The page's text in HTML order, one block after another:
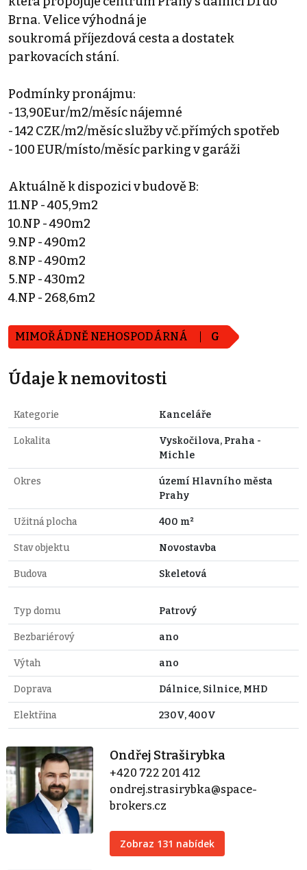
Brna. Velice výhodná je
soukromá příjezdová cesta a dostatek
parkovacích stání.
Podmínky pronájmu:
- 13,90Eur/m2/měsíc nájemné
- 142 CZK/m2/měsíc služby vč.přímých spotřeb
- 100 EUR/místo/měsíc parking v garáži
Aktuálně k dispozici v budově B:
11.NP - 405,9m2
10.NP - 490m2
9.NP - 490m2
8.NP - 490m2
5.NP - 430m2
4.NP - 268,6m2
MIMOŘÁDNĚ NEHOSPODÁRNÁ G
Údaje k nemovitosti
Kategorie Kanceláře
Lokalita
Vyskočilova, Praha -
Michle
Okres
území Hlavního města
Prahy
Užitná plocha 400 m²
Stav objektu Novostavba
Budova Skeletová
Typ domu Patrový
Bezbariérový ano
Výtah ano
Doprava Dálnice, Silnice, MHD
Elektřina 230V, 400V
Ondřej Straširybka
+420 722 201 412
ondrej.strasirybka@space-
brokers.cz
Zobraz 131 nabídek